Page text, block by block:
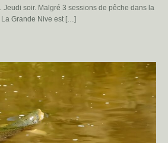
soir. Malgré 3 sessions de pêche dans la
Grande Nive est […]